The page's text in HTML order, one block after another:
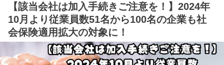
【該当会社は加入手続きご注意を！】2024年
10月より従業員数51名から100名の企業も社
会保険適用拡大の対象に！